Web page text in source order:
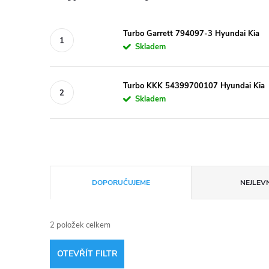
Turbo Garrett 794097-3 Hyundai Kia
Skladem
Turbo KKK 54399700107 Hyundai Kia
Skladem
a
z
DOPORUČUJEME
2 položek celkem
OTEVŘÍT FILTR